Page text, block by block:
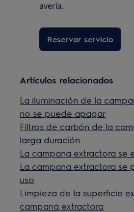
avería.
Reservar servicio
Artículos relacionados
La iluminación de la
no se puede apagar
Filtros de carbón de la
larga duración
La campana extractora se
La campana extractora se
uso
Limpieza de la superficie
campana extractora